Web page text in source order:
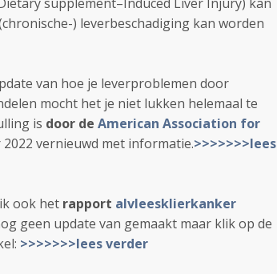
) leverbeschadiging kan worden
van hoe je leverproblemen door
mocht het je niet lukken helemaal te
is door de American Association for
vernieuwd met informatie.>>>>>>>lees
ook het rapport alvleesklierkanker
geen update van gemaakt maar klik op de
>>>>>>>lees verder